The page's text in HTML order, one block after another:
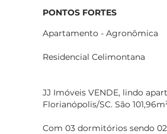
PONTOS FORTES
Apartamento - Agronômica
Residencial Celimontana
JJ Imóveis VENDE, lindo
Florianópolis/SC. São
Com 03 dormitórios sendo